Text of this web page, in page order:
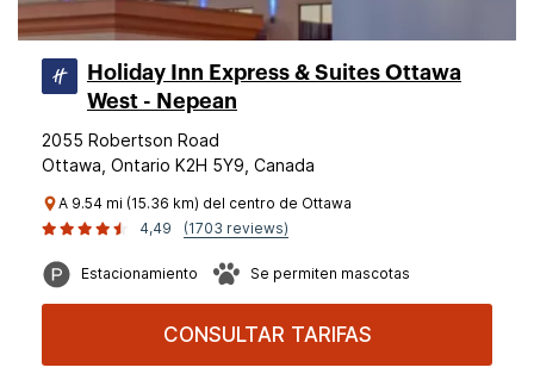
Holiday Inn Express & Suites Ottawa
West - Nepean
2055 Robertson Road
Ottawa, Ontario K2H 5Y9, Canada
A 9.54 mi (15.36 km) del centro de Ottawa
4,49
(1703 reviews)
Estacionamiento Se permiten mascotas
CONSULTAR TARIFAS